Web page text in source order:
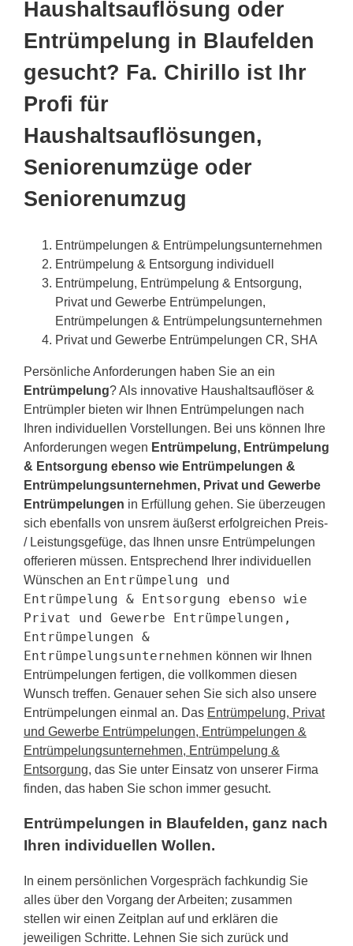
Haushaltsauflösung oder
Entrümpelung in Blaufelden
gesucht? Fa. Chirillo ist Ihr
Profi für
Haushaltsauflösungen,
Seniorenumzüge oder
Seniorenumzug
Entrümpelungen & Entrümpelungsunternehmen
Entrümpelung & Entsorgung individuell
Entrümpelung, Entrümpelung & Entsorgung,
Privat und Gewerbe Entrümpelungen,
Entrümpelungen & Entrümpelungsunternehmen
Privat und Gewerbe Entrümpelungen CR, SHA
Persönliche Anforderungen haben Sie an ein
Entrümpelung? Als innovative Haushaltsauflöser &
Entrümpler bieten wir Ihnen Entrümpelungen nach
Ihren individuellen Vorstellungen. Bei uns können Ihre
Anforderungen wegen Entrümpelung, Entrümpelung
& Entsorgung ebenso wie Entrümpelungen &
Entrümpelungsunternehmen, Privat und Gewerbe
Entrümpelungen in Erfüllung gehen. Sie überzeugen
sich ebenfalls von unsrem äußerst erfolgreichen Preis-
/ Leistungsgefüge, das Ihnen unsre Entrümpelungen
offerieren müssen. Entsprechend Ihrer individuellen
Wünschen an Entrümpelung und
Entrümpelung & Entsorgung ebenso wie
Privat und Gewerbe Entrümpelungen,
Entrümpelungen &
Entrümpelungsunternehmen können wir Ihnen
Entrümpelungen fertigen, die vollkommen diesen
Wunsch treffen. Genauer sehen Sie sich also unsere
Entrümpelungen einmal an. Das Entrümpelung, Privat
und Gewerbe Entrümpelungen, Entrümpelungen &
Entrümpelungsunternehmen, Entrümpelung &
Entsorgung, das Sie unter Einsatz von unserer Firma
finden, das haben Sie schon immer gesucht.
Entrümpelungen in Blaufelden, ganz nach
Ihren individuellen Wollen.
In einem persönlichen Vorgespräch fachkundig Sie
alles über den Vorgang der Arbeiten; zusammen
stellen wir einen Zeitplan auf und erklären die
jeweiligen Schritte. Lehnen Sie sich zurück und